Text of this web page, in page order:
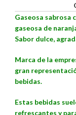
Gaseosa sabrosa
gaseosa de
Sabor dulce,
Marca de la
gran
bebidas.
Estas bebidas
refrescantes y